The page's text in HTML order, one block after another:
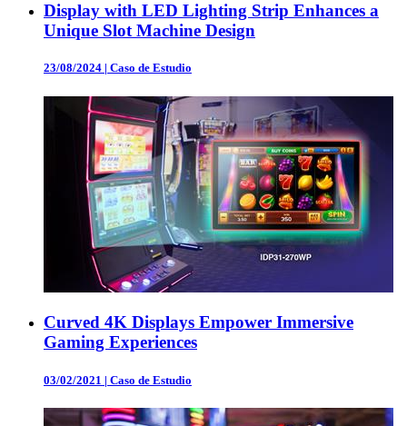
Display with LED Lighting Strip Enhances a
Unique Slot Machine Design
23/08/2024 | Caso de Estudio
Curved 4K Displays Empower Immersive
Gaming Experiences
03/02/2021 | Caso de Estudio